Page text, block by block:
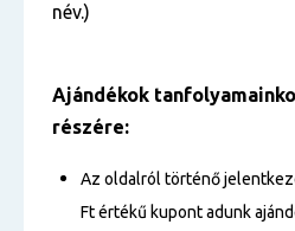
név.)
Ajándékok
részére:
Az oldalról történő
Ft értékű kupont adunk